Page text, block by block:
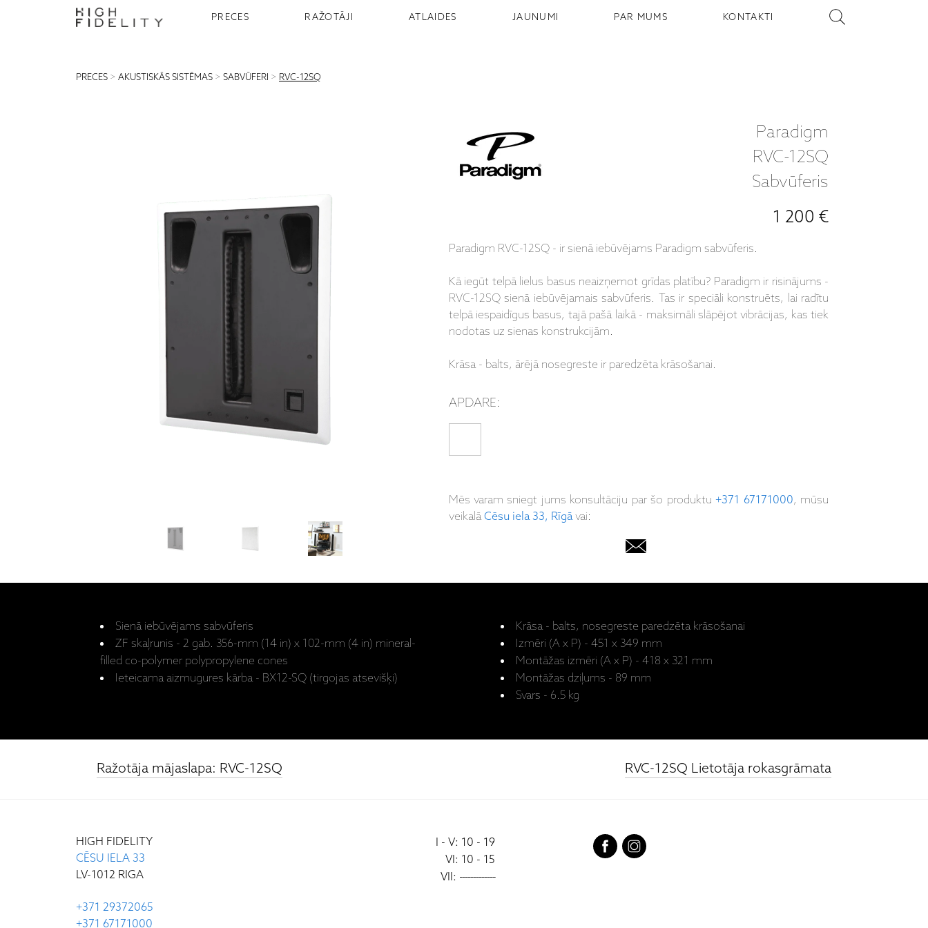
PRECES RAŽOTĀJI ATLAIDES JAUNUMI PAR MUMS KONTAKTI
PRECES > AKUSTISKĀS SISTĒMAS > SABVŪFERI > RVC-12SQ
Paradigm
RVC-12SQ
Sabvūferis
1 200 €
Paradigm RVC-12SQ - ir sienā iebūvējams Paradigm sabvūferis.
Kā iegūt telpā lielus basus neaizņemot grīdas platību? Paradigm ir risinājums -
RVC-12SQ sienā iebūvējamais sabvūferis. Tas ir speciāli konstruēts, lai radītu
telpā iespaidīgus basus, tajā pašā laikā - maksimāli slāpējot vibrācijas, kas tiek
nodotas uz sienas konstrukcijām.
Krāsa - balts, ārējā nosegreste ir paredzēta krāsošanai.
APDARE:
Mēs varam sniegt jums konsultāciju par šo produktu+371 67171000, mūsu
veikalāCēsu iela 33, Rīgāvai:
Sienā iebūvējams sabvūferis
ZF skaļrunis - 2 gab. 356-mm (14 in) x 102-mm (4 in) mineral-
filled co-polymer polypropylene cones
Ieteicama aizmugures kārba - BX12-SQ (tirgojas atsevišķi)
Krāsa - balts, nosegreste paredzēta krāsošanai
Izmēri (A x P) - 451 x 349 mm
Montāžas izmēri (A x P) - 418 x 321 mm
Montāžas dziļums - 89 mm
Svars - 6.5 kg
Ražotāja mājaslapa: RVC-12SQ RVC-12SQ Lietotāja rokasgrāmata
HIGH FIDELITY
CĒSU IELA 33
LV-1012 RIGA
I - V: 10 - 19
VI: 10 - 15
VII: -------------
+371 29372065
+371 67171000